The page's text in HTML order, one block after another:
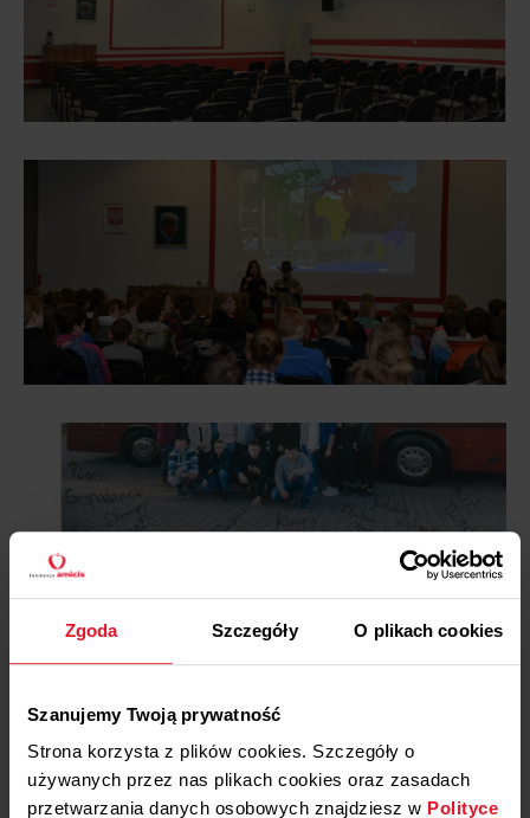
Zgoda Szczegóły O plikach cookies
Szanujemy Twoją prywatność
Strona korzysta z plików cookies. Szczegóły o
używanych przez nas plikach cookies oraz zasadach
przetwarzania danych osobowych znajdziesz w Polityce